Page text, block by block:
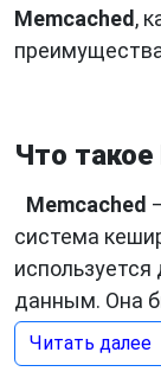
Memcached ,
Что такое
Memcached
система
используется
данным. Она
Фитцпатриком
популярной
Читать далее